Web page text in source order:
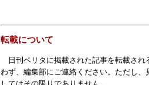
転載について
日刊ベリタに掲載された記事を転載され
わず、編集部にご連絡ください。ただし